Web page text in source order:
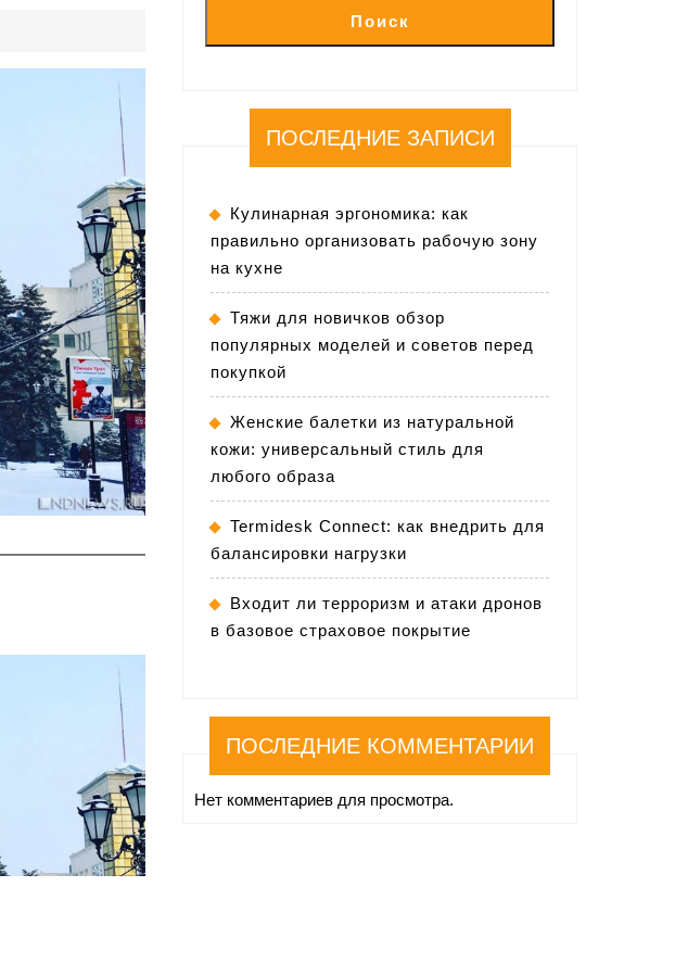
Поиск
ПОСЛЕДНИЕ ЗАПИСИ
Кулинарная эргономика: как
правильно организовать рабочую зону
на кухне
Тяжи для новичков обзор
популярных моделей и советов перед
покупкой
Женские балетки из натуральной
кожи: универсальный стиль для
любого образа
Termidesk Connect: как внедрить для
балансировки нагрузки
Входит ли терроризм и атаки дронов
в базовое страховое покрытие
ПОСЛЕДНИЕ КОММЕНТАРИИ
Нет комментариев для просмотра.